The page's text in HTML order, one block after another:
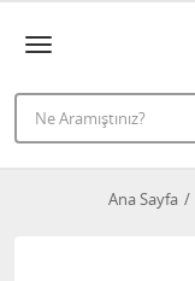
Ana Sayfa